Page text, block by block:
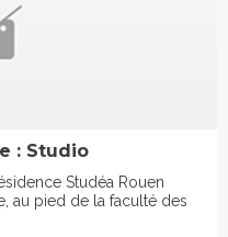
: Studio
Studéa Rouen
au pied de la faculté des